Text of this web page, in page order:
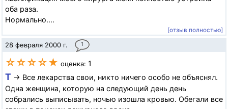
оба раза.
Нормально....
[отзыв полностью]
28 февраля 2000 г. 1
☆☆☆☆★ оценка: 1
Т → Все лекарства свои, никто ничего особо не объяснял.
Одна женщина, которую на следующий день день
собрались выписывать, ночью изошла кровью. Обегали все